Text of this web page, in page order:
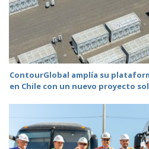
ContourGlobal amplía su
en Chile con un nuevo proyecto